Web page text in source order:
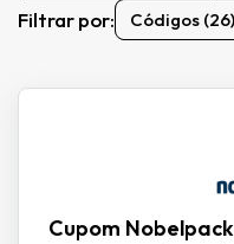
Filtrar por: Códigos (26)
Cupom